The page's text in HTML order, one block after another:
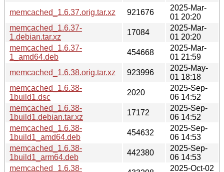
memcached_1.6.37.orig.tar.xz
921676
2025-Mar-
01 20:20
memcached_1.6.37-
1.debian.tar.xz
17084
2025-Mar-
01 20:20
memcached_1.6.37-
1_amd64.deb
454668
2025-Mar-
01 21:59
memcached_1.6.38.orig.tar.xz
923996
2025-May-
01 18:18
memcached_1.6.38-
1build1.dsc
2020
2025-Sep-
06 14:52
memcached_1.6.38-
1build1.debian.tar.xz
17172
2025-Sep-
06 14:52
memcached_1.6.38-
1build1_amd64.deb
454632
2025-Sep-
06 14:53
memcached_1.6.38-
1build1_arm64.deb
442380
2025-Sep-
06 14:53
memcached_1.6.38-
2025-Oct-02